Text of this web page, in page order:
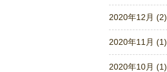
2020年12月 (2)
2020年11月 (1)
2020年10月 (1)